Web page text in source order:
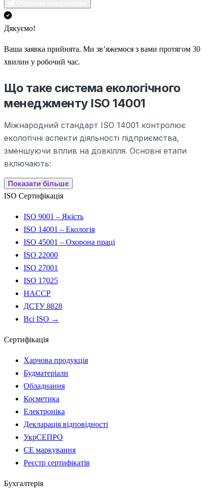
Дякуємо!
Ваша заявка прийнята. Ми зв’яжемося з вами протягом 30
хвилин у робочий час.
Що таке система екологічного
менеджменту ISO 14001
Міжнародний стандарт ISO 14001 контролює
екологічні аспекти діяльності підприємства,
зменшуючи вплив на довкілля. Основні етапи
включають:
Показати більше
ISO Сертифікація
ISO 9001 – Якість
ISO 14001 – Екологія
ISO 45001 – Охорона праці
ISO 22000
ISO 27001
ISO 17025
HACCP
ДСТУ 8828
Всі ISO →
Сертифікація
Харчова продукція
Будматеріали
Обладнання
Косметика
Електроніка
Декларація відповідності
УкрСЕПРО
CE маркування
Реєстр сертифікатів
Бухгалтерія